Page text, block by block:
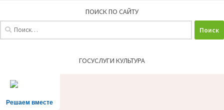
ПОИСК ПО САЙТУ
ГОСУСЛУГИ КУЛЬТУРА
Решаем вместе